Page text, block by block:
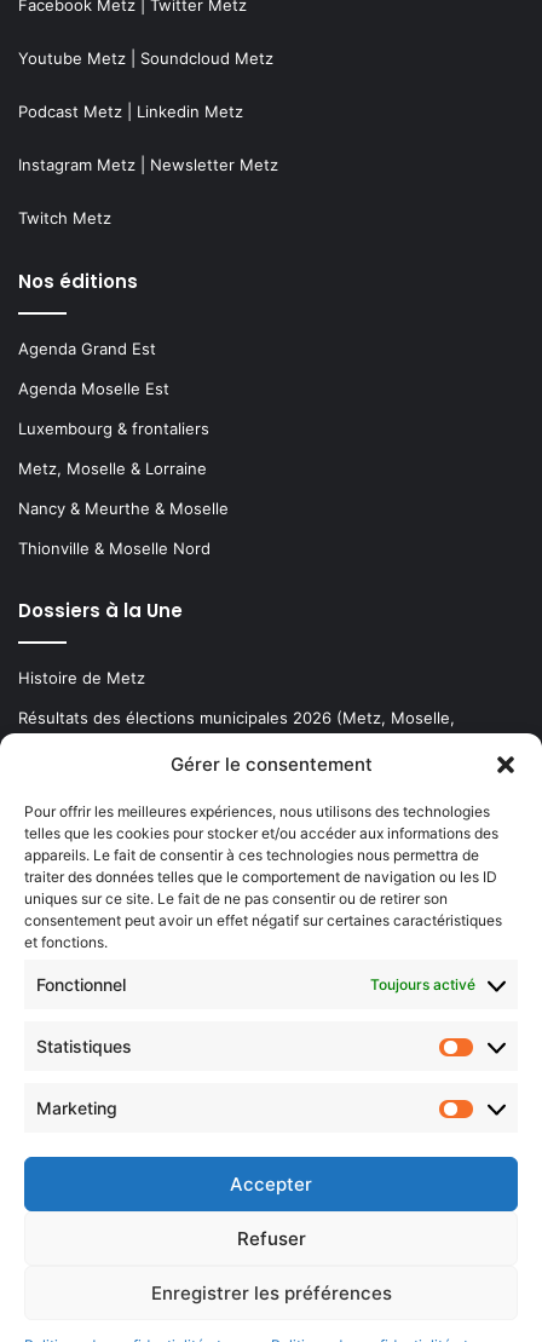
Gérer le consentement
Pour offrir les meilleures expériences, nous utilisons des technologies
telles que les cookies pour stocker et/ou accéder aux informations des
appareils. Le fait de consentir à ces technologies nous permettra de
traiter des données telles que le comportement de navigation ou les ID
uniques sur ce site. Le fait de ne pas consentir ou de retirer son
consentement peut avoir un effet négatif sur certaines caractéristiques
et fonctions.
Fonctionnel Toujours activé
Statistiques
Marketing
Accepter
Refuser
Enregistrer les préférences
Facebook Metz Twitter Metz
Youtube Metz Soundcloud Metz
Podcast Metz Linkedin Metz
Instagram Metz Newsletter Metz
Twitch Metz
Nos éditions
Agenda Grand Est
Agenda Moselle Est
Luxembourg & frontaliers
Metz, Moselle & Lorraine
Nancy & Meurthe & Moselle
Thionville & Moselle Nord
Dossiers à la Une
Histoire de Metz
Résultats des élections municipales 2026 (Metz, Moselle,
Newsletter gratuite
Choisissez : matin, soir ou hebdo ?
votre